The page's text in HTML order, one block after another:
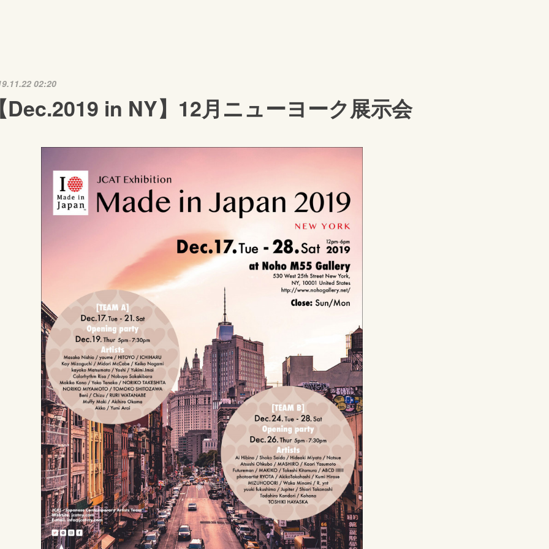
02:20
Dec.2019 in NY】12月ニューヨーク展示会